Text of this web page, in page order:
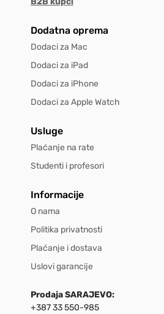
Dodatna oprema
Dodaci za Mac
Dodaci za iPad
Dodaci za iPhone
Dodaci za Apple Watch
Usluge
Plaćanje na rate
Studenti i profesori
Informacije
O nama
Politika privatnosti
Plaćanje i dostava
Uslovi garancije
Prodaja SARAJEVO:
+387 33 550-985